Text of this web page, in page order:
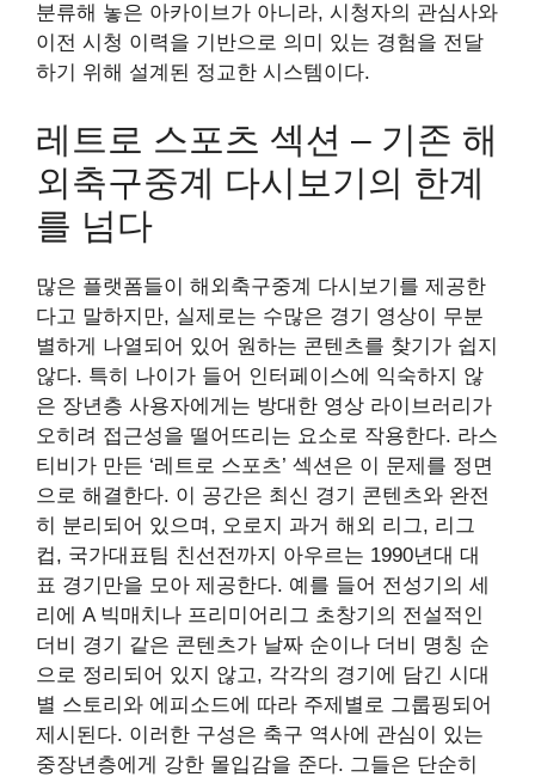
분류해 놓은 아카이브가 아니라, 시청자의 관심사와
이전 시청 이력을 기반으로 의미 있는 경험을 전달
하기 위해 설계된 정교한 시스템이다.
레트로 스포츠 섹션 – 기존 해
외축구중계 다시보기의 한계
를 넘다
많은 플랫폼들이 해외축구중계 다시보기를 제공한
다고 말하지만, 실제로는 수많은 경기 영상이 무분
별하게 나열되어 있어 원하는 콘텐츠를 찾기가 쉽지
않다. 특히 나이가 들어 인터페이스에 익숙하지 않
은 장년층 사용자에게는 방대한 영상 라이브러리가
오히려 접근성을 떨어뜨리는 요소로 작용한다. 라스
티비가 만든 ‘레트로 스포츠’ 섹션은 이 문제를 정면
으로 해결한다. 이 공간은 최신 경기 콘텐츠와 완전
히 분리되어 있으며, 오로지 과거 해외 리그, 리그
컵, 국가대표팀 친선전까지 아우르는 1990년대 대
표 경기만을 모아 제공한다. 예를 들어 전성기의 세
리에 A 빅매치나 프리미어리그 초창기의 전설적인
더비 경기 같은 콘텐츠가 날짜 순이나 더비 명칭 순
으로 정리되어 있지 않고, 각각의 경기에 담긴 시대
별 스토리와 에피소드에 따라 주제별로 그룹핑되어
제시된다. 이러한 구성은 축구 역사에 관심이 있는
중장년층에게 강한 몰입감을 준다. 그들은 단순히